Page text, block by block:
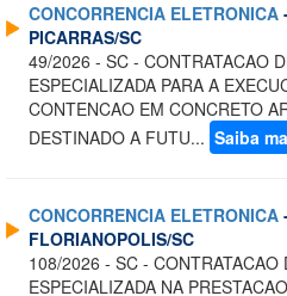
CONCORRENCIA ELETRONICA
PICARRAS/SC
49/2026 - SC - CONTRATACAO
ESPECIALIZADA PARA A
CONTENCAO EM CONCRETO
DESTINADO A FUTU... Saiba
CONCORRENCIA ELETRONICA
FLORIANOPOLIS/SC
108/2026 - SC - CONTRATACAO
ESPECIALIZADA NA